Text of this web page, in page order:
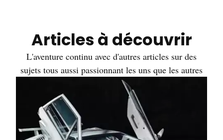
Articles à découvrir
L'aventure continu avec d'autres articles sur des
sujets tous aussi passionnant les uns que les autres